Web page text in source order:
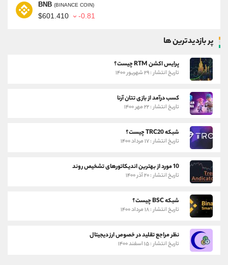
BNB (BINANCE COIN)
$601.410 -0.81
پر بازدیدترین ها
پرایس اکشن RTM چیست؟
تاریخ انتشار : ۲۹ شهریور ۱۴۰۰
کسب درآمد از بازی تتان آرنا
تاریخ انتشار : ۲۲ مهر ۱۴۰۰
شبکه TRC20 چیست؟
تاریخ انتشار : ۱۷ مرداد ۱۴۰۰
10 مورد از بهترین اندیکاتورهای تشخیص روند
تاریخ انتشار : ۲۰ آذر ۱۴۰۰
شبکه BSC چیست؟
تاریخ انتشار : ۱۸ مرداد ۱۴۰۰
نظر مراجع تقلید در خصوص ارز دیجیتال
تاریخ انتشار : ۱۵ اسفند ۱۴۰۰